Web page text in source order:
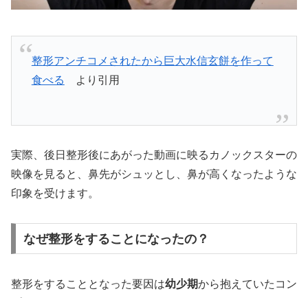
整形アンチコメされたから巨大水信玄餅を作って
食べる
より引用
実際、後日整形後にあがった動画に映るカノックスターの
映像を見ると、鼻先がシュッとし、鼻が高くなったような
印象を受けます。
なぜ整形をすることになったの？
整形をすることとなった要因は幼少期から抱えていたコン